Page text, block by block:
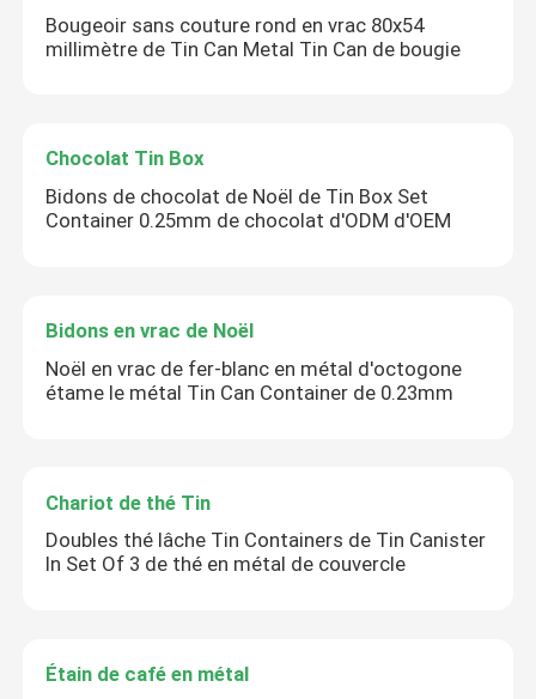
Bougeoir sans couture rond en vrac 80x54
millimètre de Tin Can Metal Tin Can de bougie
Chocolat Tin Box
Bidons de chocolat de Noël de Tin Box Set
Container 0.25mm de chocolat d'ODM d'OEM
Bidons en vrac de Noël
Noël en vrac de fer-blanc en métal d'octogone
étame le métal Tin Can Container de 0.23mm
Chariot de thé Tin
Doubles thé lâche Tin Containers de Tin Canister
In Set Of 3 de thé en métal de couvercle
Étain de café en métal